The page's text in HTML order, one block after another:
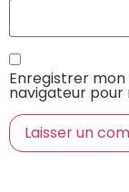
Enregistrer
navigateur